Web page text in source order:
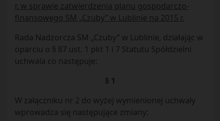
r. w sprawie zatwierdzenia planu gospodarczo-
finansowego SM „Czuby” w Lublinie na 2015 r.
Rada Nadzorcza SM „Czuby” w Lublinie, działając w
oparciu o § 87 ust. 1 pkt 1 i 7 Statutu Spółdzielni
uchwala co następuje:
§ 1
W załączniku nr 2 do wyżej wymienionej uchwały
wprowadza się następujące zmiany: